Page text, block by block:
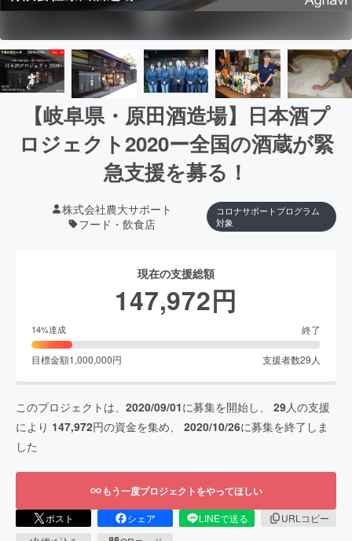
【岐阜県・原田酒造場】日本酒プ
ロジェクト2020ー全国の酒蔵が緊
急支援を募る！
株式会社農大サポート
フード・飲食店
コロナサポートプログラム
対象
現在の支援総額
147,972円
14%達成 終了
目標金額1,000,000円 支援者数29 人
このプロジェクトは、 2020/09/01に募集を開始し、 29人の支援
により 147,972円の資金を集め、 2020/10/26に募集を終了しま
した
もう一度プロジェクトをやってほしい
ポスト シェア LINEで送る
URLコピー